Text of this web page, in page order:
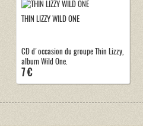
THIN LIZZY WILD ONE
CD d'occasion du groupe Thin Lizzy,
album Wild One.
7 €